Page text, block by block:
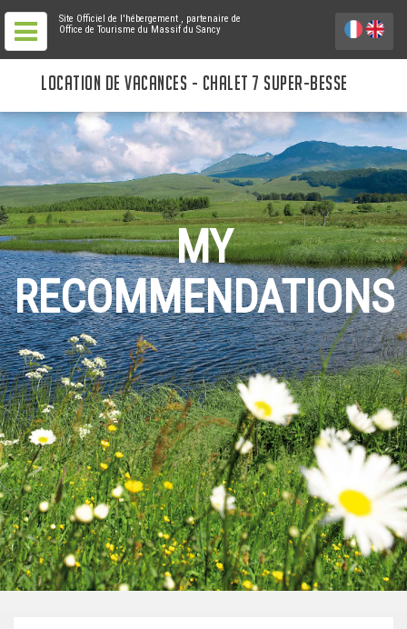
Site Officiel de l'hébergement , partenaire de
Office de Tourisme du Massif du Sancy
LOCATION DE VACANCES - CHALET 7 SUPER-BESSE
MY
RECOMMENDATIONS